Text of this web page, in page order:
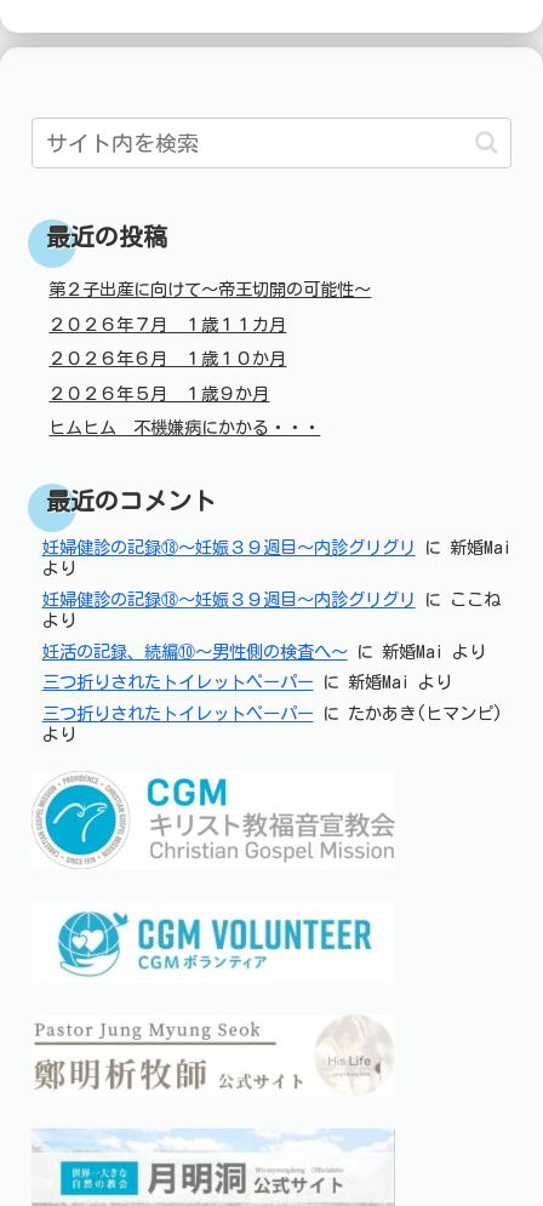
最近の投稿
第２子出産に向けて～帝王切開の可能性～
２０２６年７月 １歳１１カ月
２０２６年６月 １歳１０か月
２０２６年５月 １歳９か月
ヒムヒム 不機嫌病にかかる・・・
最近のコメント
妊婦健診の記録⑱～妊娠３９週目～内診グリグリ に 新婚Mai
より
妊婦健診の記録⑱～妊娠３９週目～内診グリグリ
に
ここね
より
妊活の記録、続編⑩～男性側の検査へ～に 新婚Mai
より
三つ折りされたトイレットペーパー に 新婚Mai
より
三つ折りされたトイレットペーパー に たかあき(ヒマンピ)
より